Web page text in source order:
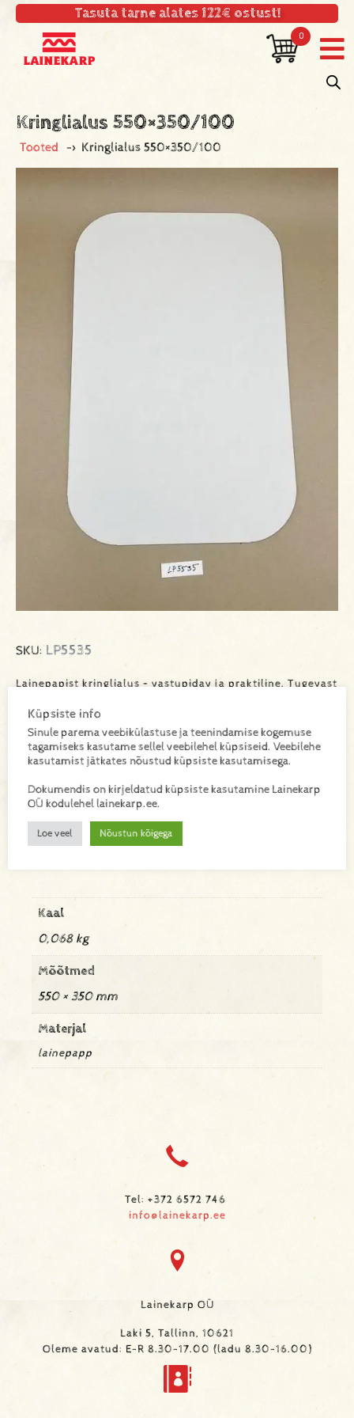
Tasuta tarne alates 122€ ostust!
0
Kringlialus 550×350/100
Tooted -> Kringlialus 550×350/100
SKU: LP5535
Lainepapist kringlialus – vastupidav ja praktiline. Tugevast
kringlite ja teiste küpsetiste serveerimiseks ning
transportimiseks. Hea kandevõime ja kindel
konstruktsioon tagavad toodete turvalisuse. Kogus pakis
100tk.
Lisa toode päringukorvi
Kaal
0,068 kg
Mõõtmed
550 × 350 mm
Materjal
lainepapp
Küpsiste info
Sinule parema veebikülastuse ja teenindamise kogemuse
tagamiseks kasutame sellel veebilehel küpsiseid. Veebilehe
kasutamist jätkates nõustud küpsiste kasutamisega.
Dokumendis on kirjeldatud küpsiste kasutamine Lainekarp
OÜ kodulehel lainekarp.ee.
Loe veel Nõustun kõigega
Tel: +372 6572 746
info@lainekarp.ee
Lainekarp OÜ
Laki 5, Tallinn, 10621
Oleme avatud: E-R 8.30-17.00 (ladu 8.30-16.00)